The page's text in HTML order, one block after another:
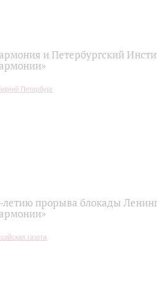
и Петербургский
летию прорыва блокады